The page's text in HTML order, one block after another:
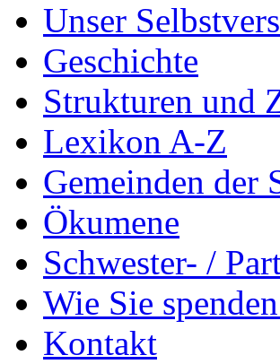
Unser
Geschichte
Strukturen und
Lexikon A-Z
Gemeinden der
Ökumene
Schwester- /
Wie Sie
Kontakt